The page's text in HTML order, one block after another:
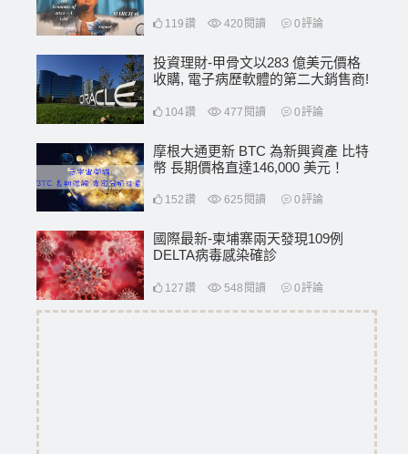
119讚 420 閱讀 0評論
投資理財-甲骨文以283 億美元價格
收購, 電子病歷軟體的第二大銷售商!
104讚 477 閱讀 0評論
摩根大通更新 BTC 為新興資產 比特
幣 長期價格直達146,000 美元！
152讚 625 閱讀 0評論
國際最新-柬埔寨兩天發現109例
DELTA病毒感染確診
127讚 548 閱讀 0評論